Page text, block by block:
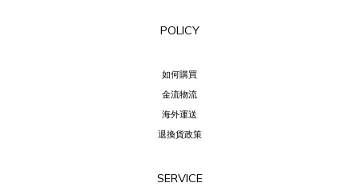
POLICY
如何購買
金流物流
海外運送
退換貨政策
SERVICE